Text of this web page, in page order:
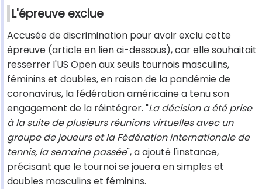
L'épreuve exclue
Accusée de discrimination pour avoir exclu cette
épreuve (article en lien ci-dessous), car elle souhaitait
resserrer l'US Open aux seuls tournois masculins,
féminins et doubles, en raison de la pandémie de
coronavirus, la fédération américaine a tenu son
engagement de la réintégrer. "La décision a été prise
à la suite de plusieurs réunions virtuelles avec un
groupe de joueurs et la Fédération internationale de
tennis, la semaine passée", a ajouté l'instance,
précisant que le tournoi se jouera en simples et
doubles masculins et féminins.